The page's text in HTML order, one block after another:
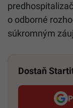
o odborné
súkromným
Dostaň